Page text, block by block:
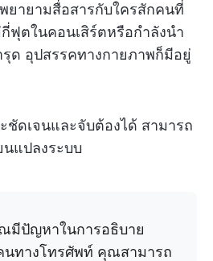
ยายามสื่อสารกับใครสักคนที่
ฟุตในคอนเสิร์ตหรือกำลังนำ
ด อุปสรรคทางกายภาพก็มีอยู่
ชัดเจนและจับต้องได้ สามารถ
นแปลงระบบ
มีปัญหาในการอธิบาย
นทางโทรศัพท์ คุณสามารถ